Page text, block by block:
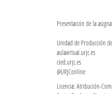
Presentación de la
Unidad de Producción
aulavirtual.urjc.es
cied.urjc.es
@URJConline
Licencia: Atribución-